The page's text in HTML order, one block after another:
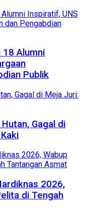
18 Alumni
Publik
Gagal di
2026,
di Tengah